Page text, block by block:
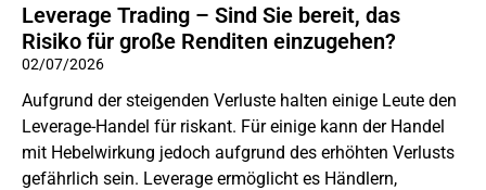
Leverage Trading – Sind Sie bereit, das
Risiko für große Renditen einzugehen?
02/07/2026
Aufgrund der steigenden Verluste halten einige Leute den
Leverage-Handel für riskant. Für einige kann der Handel
mit Hebelwirkung jedoch aufgrund des erhöhten Verlusts
gefährlich sein. Leverage ermöglicht es Händlern,